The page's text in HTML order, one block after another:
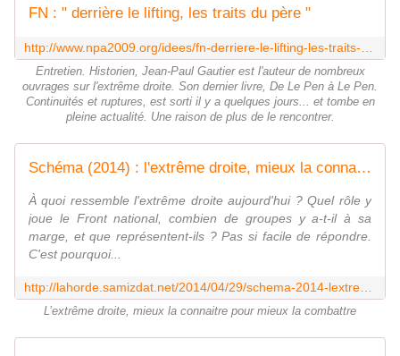
FN : " derrière le lifting, les traits du père "
Entretien. Historien, Jean-Paul Gautier est l'auteur de nombreux
ouvrages sur l'extrême droite. Son dernier livre, De Le Pen à Le Pen.
Continuités et ruptures, est sorti il y a quelques jours... et tombe en
pleine actualité. Une raison de plus de le rencontrer.
Schéma (2014) : l'extrême droite, mieux la connaitre pour mieux la combattre
À quoi ressemble l'extrême droite aujourd'hui ? Quel rôle y
joue le Front national, combien de groupes y a-t-il à sa
marge, et que représentent-ils ? Pas si facile de répondre.
C'est pourquoi...
L’extrême droite, mieux la connaitre pour mieux la combattre